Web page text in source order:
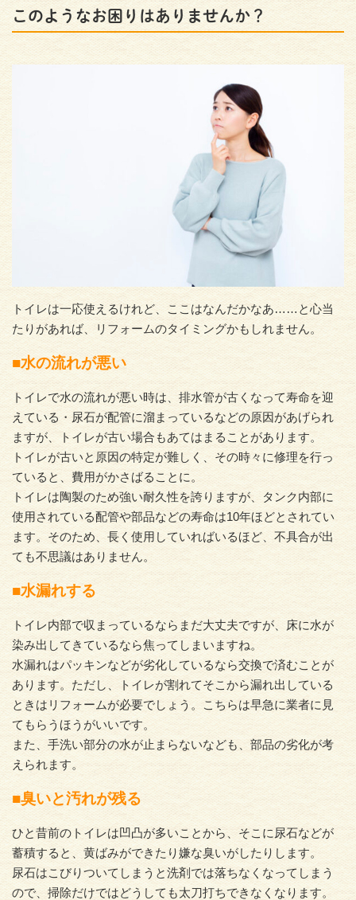
このようなお困りはありませんか？
トイレは一応使えるけれど、ここはなんだかなあ……と心当
たりがあれば、リフォームのタイミングかもしれません。
■水の流れが悪い
トイレで水の流れが悪い時は、排水管が古くなって寿命を迎
えている・尿石が配管に溜まっているなどの原因があげられ
ますが、トイレが古い場合もあてはまることがあります。
トイレが古いと原因の特定が難しく、その時々に修理を行っ
ていると、費用がかさばることに。
トイレは陶製のため強い耐久性を誇りますが、タンク内部に
使用されている配管や部品などの寿命は10年ほどとされてい
ます。そのため、長く使用していればいるほど、不具合が出
ても不思議はありません。
■水漏れする
トイレ内部で収まっているならまだ大丈夫ですが、床に水が
染み出してきているなら焦ってしまいますね。
水漏れはパッキンなどが劣化しているなら交換で済むことが
あります。ただし、トイレが割れてそこから漏れ出している
ときはリフォームが必要でしょう。こちらは早急に業者に見
てもらうほうがいいです。
また、手洗い部分の水が止まらないなども、部品の劣化が考
えられます。
■臭いと汚れが残る
ひと昔前のトイレは凹凸が多いことから、そこに尿石などが
蓄積すると、黄ばみができたり嫌な臭いがしたりします。
尿石はこびりついてしまうと洗剤では落ちなくなってしまう
ので、掃除だけではどうしても太刀打ちできなくなります。